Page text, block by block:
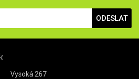
ODESLAT
Vysoká 267